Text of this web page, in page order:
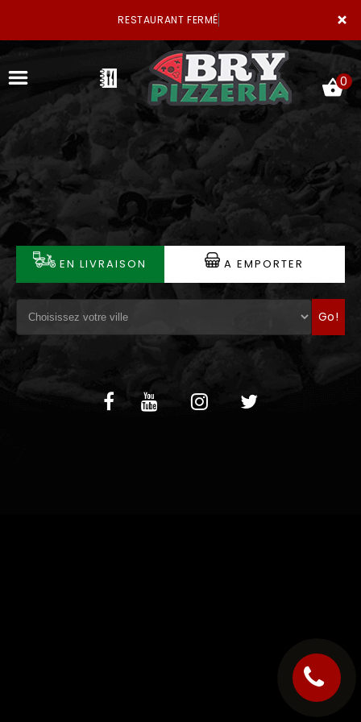
×
RESTAURANT FERMÉ
ACCUEIL
LA CARTE
VOTRE COMPTE
NOTRE RESTAURANT
VOS AVIS
C.G.V
0
EN LIVRAISON A EMPORTER
Go!